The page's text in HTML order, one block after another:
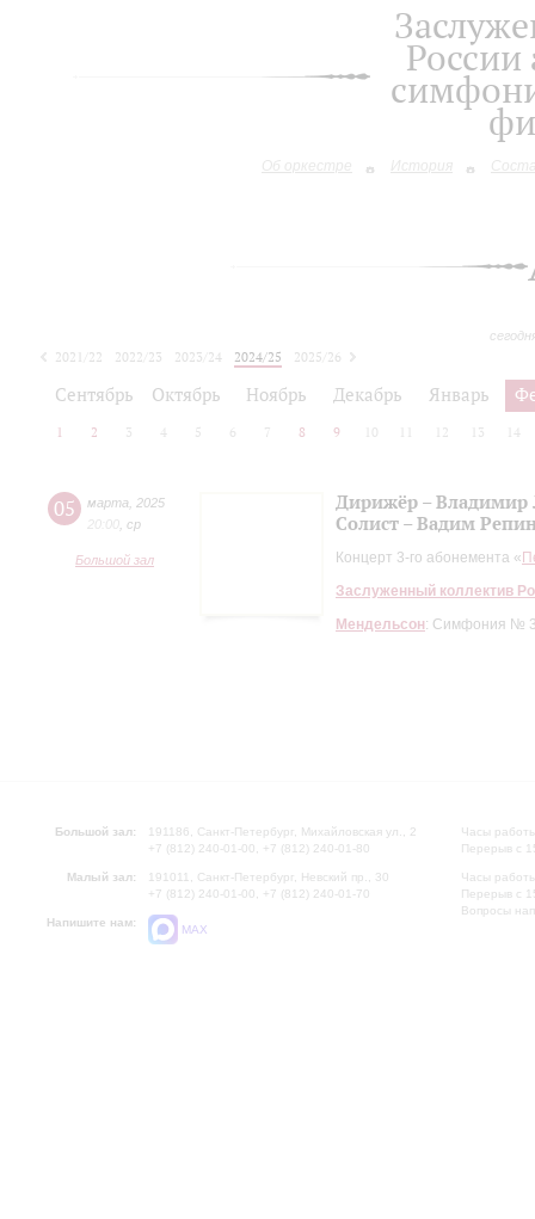
Об оркестре История
2021/22 2022/23 2023/24 2024/25
2025/26
Сентябрь Октябрь Ноябрь Декабрь Январь
1 2 3 4 5 6 7 8 9 10 12 13 14
05 марта
2025
20:00 ср
Большой зал
Дирижёр – Владимир
Солист – Вадим
Концерт 3-го абонемента «
Заслуженный коллектив
Мендельсон: Симфония №
Большой зал:
191186, Санкт-Петербург, Михайловская ул., 2
+7 (812) 240-01-00, +7 (812) 240-01-80
Малый зал:
191011, Санкт-Петербург, Невский пр., 30
+7 (812) 240-01-00, +7 (812) 240-01-70
Напишите нам:
MAX
Часы
Перерыв с
Часы
Перерыв с
Вопросы